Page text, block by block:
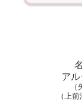
ア
（上